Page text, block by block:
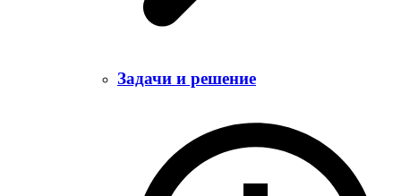
Задачи и решение